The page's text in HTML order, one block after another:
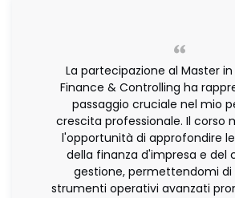
La partecipazione al Master
Finance & Controlling ha
passaggio cruciale nel mio
crescita professionale. Il corso
l'opportunità di approfondire
della finanza d'impresa e del
gestione, permettendomi di
strumenti operativi avanzati